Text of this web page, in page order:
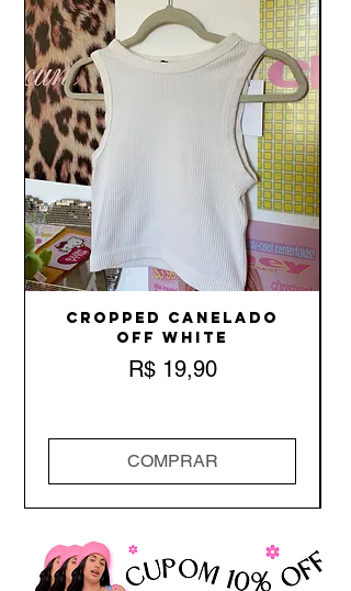
Cropped Canelado
Off White
Preço
R$ 19,90
COMPRAR